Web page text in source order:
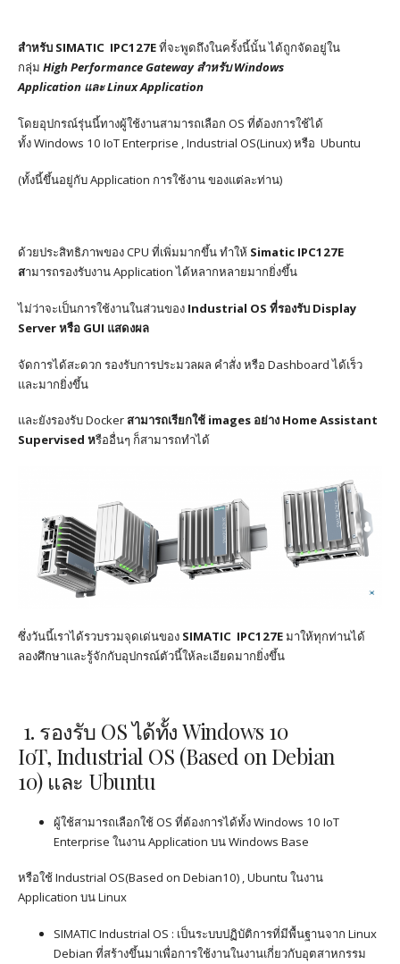
สำหรับ SIMATIC IPC127Eที่จะพูดถึงในครั้งนี้นั้น ได้ถูกจัดอยู่ใน
กลุ่ม High Performance Gateway สำหรับ Windows
Application และ Linux Application
โดยอุปกรณ์รุ่นนี้ทางผู้ใช้งานสามารถเลือก OS ที่ต้องการใช้ได้
ทั้งWindows 10 IoTEnterprise ,Industrial OS(Linux) หรือ Ubuntu
(ทั้งนี้ขึ้นอยู่กับApplication การใช้งานของแต่ละท่าน)
ด้วยประสิทธิภาพของ CPU ที่เพิ่มมากขึ้น ทำให้ Simatic IPC127E
สามารถรองรับงาน Application ได้หลากหลายมากยิ่งขึ้น
ไม่ว่าจะเป็นการใช้งานในส่วนของ Industrial OS ที่รองรับ Display
Server หรือ GUI แสดงผล
จัดการได้สะดวก รองรับการประมวลผล คำสั่ง หรือ Dashboard ได้เร็ว
และมากยิ่งขึ้น
และยังรองรับ Dockerสามารถเรียกใช้ images อย่าง Home Assistant
Supervised หรืออื่นๆ ก็สามารถทำได้
ซึ่งวันนี้เราได้รวบรวมจุดเด่นของ SIMATIC IPC127Eมาให้ทุกท่านได้
ลองศึกษาและรู้จักกับอุปกรณ์ตัวนี้ให้ละเอียดมากยิ่งขึ้น
1. รองรับ OSได้ทั้งWindows 10
IoT, Industrial OS (Based on Debian
10)และ Ubuntu
ผู้ใช้สามารถเลือกใช้ OS ที่ต้องการได้ทั้ง Windows 10 IoT
Enterprise ในงาน Application บน Windows Base
หรือใช้ Industrial OS(Based on Debian10) , Ubuntu ในงาน
Application บน Linux
SIMATIC Industrial OS : เป็นระบบปฏิบัติการที่มีพื้นฐานจาก Linux
Debian ที่สร้างขึ้นมาเพื่อการใช้งานในงานเกี่ยวกับอุตสาหกรรม